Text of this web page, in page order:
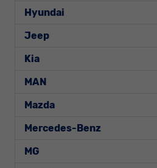
Hyundai
Jeep
Kia
MAN
Mazda
Mercedes-Benz
MG